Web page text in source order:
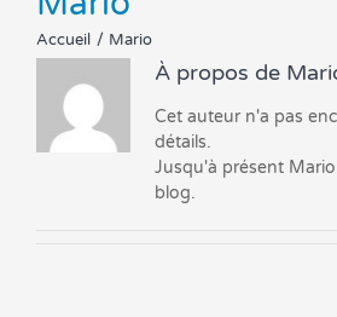
Accueil Mario
À propos de
Cet auteur n'a pas
détails.
Jusqu'à présent
blog.